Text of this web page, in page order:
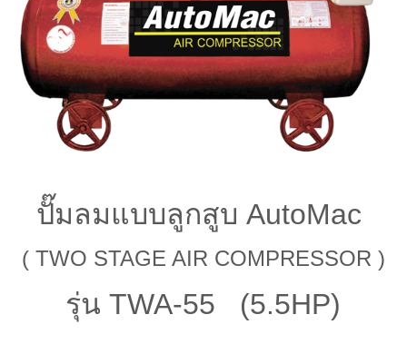
ปั๊มลมแบบลูกสูบAutoMac
( TWO STAGE AIR COMPRESSOR )
รุ่น TWA-55 (5.5HP)